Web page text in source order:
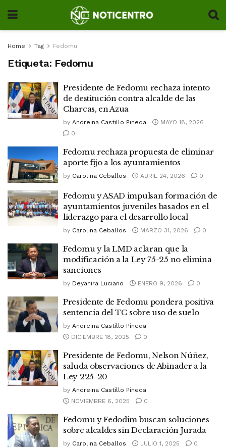
Home Tag Fedomu
Etiqueta: Fedomu
Presidente de Fedomu rechaza intento
de destitución contra alcalde de las
Charcas, en Azua
by Andreina Castillo Pineda
MAYO 18, 2026
0
Fedomu rechaza propuesta de eliminar
aporte fijo a los ayuntamientos
by Carolina Ceballos ABRIL 24, 2026 0
Fedomu y ASAD impulsan formación de
ayuntamientos juveniles basados en el
liderazgo para el desarrollo local
by Carolina Ceballos MARZO 31, 2026 0
Fedomu y la LMD aclaran que la
modificación a la Ley 75-25 no elimina
sanciones
by Deyanira Luciano ENERO 9, 2026 0
Presidente de Fedomu pondera positiva
sentencia del TC sobre uso de suelo
by Andreina Castillo Pineda
DICIEMBRE 18, 2025
0
Presidente de Fedomu, Nelson Núñez,
saluda observaciones de Abinader a la
Ley 225-20
by Andreina Castillo Pineda
NOVIEMBRE 6, 2025
0
Fedomu y Fedodim buscan soluciones
sobre alcaldes sin Declaración Jurada
by Carolina Ceballos JULIO 1, 2025 0